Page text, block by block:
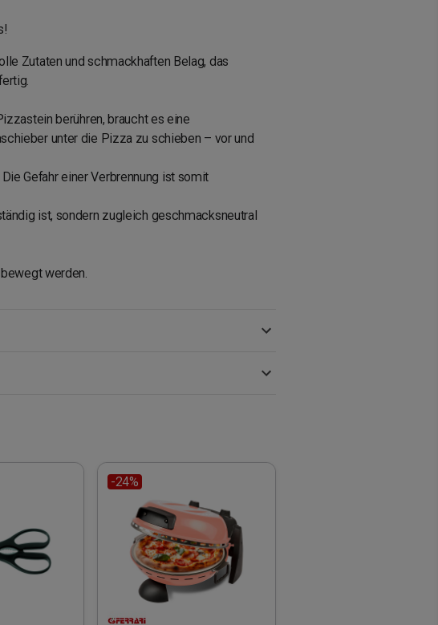
Zutaten und schmackhaften Belag, das
berühren, braucht es eine
unter die Pizza zu schieben – vor und
Gefahr einer Verbrennung ist somit
ist, sondern zugleich geschmacksneutral
werden.
-24%